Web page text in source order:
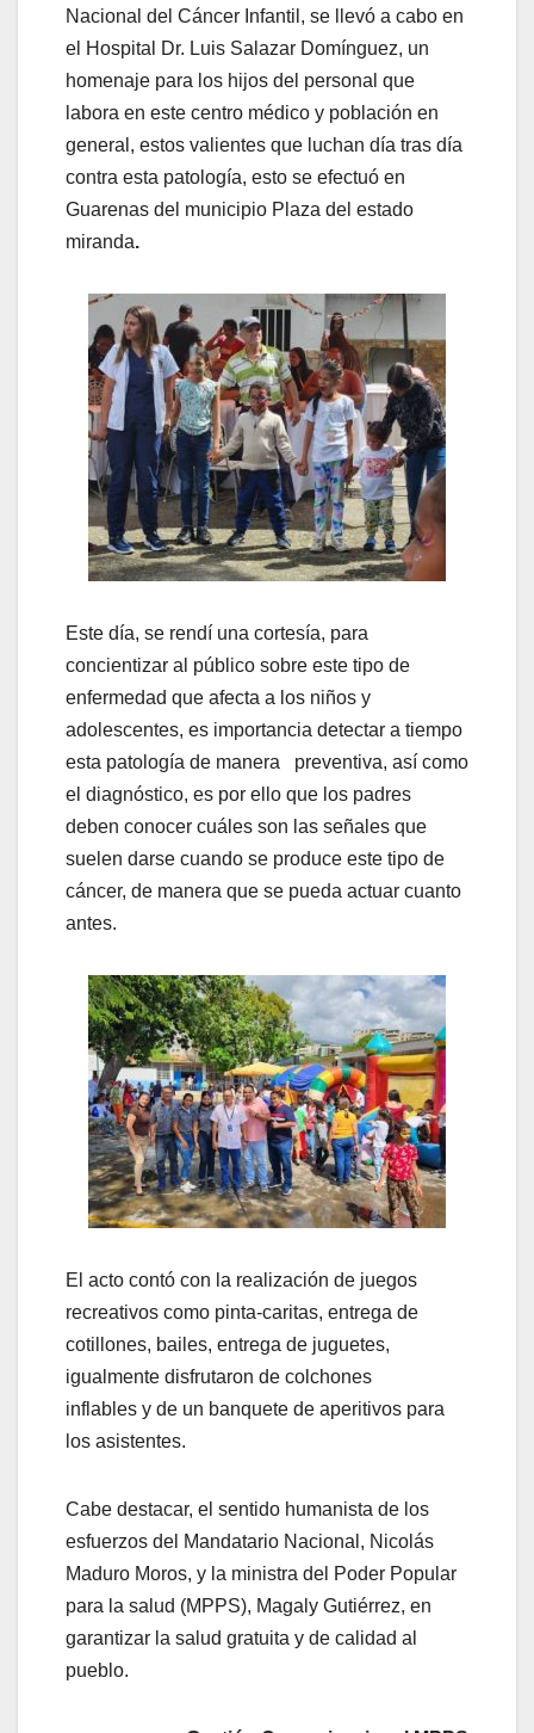
Nacional del Cáncer Infantil, se llevó a cabo en
el Hospital Dr. Luis Salazar Domínguez, un
homenaje para los hijos del personal que
labora en este centro médico y población en
general, estos valientes que luchan día tras día
contra esta patología, esto se efectuó en
Guarenas del municipio Plaza del estado
miranda.
Este día, se rendí una cortesía, para
concientizar al público sobre este tipo de
enfermedad que afecta a los niños y
adolescentes, es importancia detectar a tiempo
esta patología de manera preventiva, así como
el diagnóstico, es por ello que los padres
deben conocer cuáles son las señales que
suelen darse cuando se produce este tipo de
cáncer, de manera que se pueda actuar cuanto
antes.
El acto contó con la realización de juegos
recreativos como pinta-caritas, entrega de
cotillones, bailes, entrega de juguetes,
igualmente disfrutaron de colchones
inflables y de un banquete de aperitivos para
los asistentes.
Cabe destacar, el sentido humanista de los
esfuerzos del Mandatario Nacional, Nicolás
Maduro Moros, y la ministra del Poder Popular
para la salud (MPPS), Magaly Gutiérrez, en
garantizar la salud gratuita y de calidad al
pueblo.